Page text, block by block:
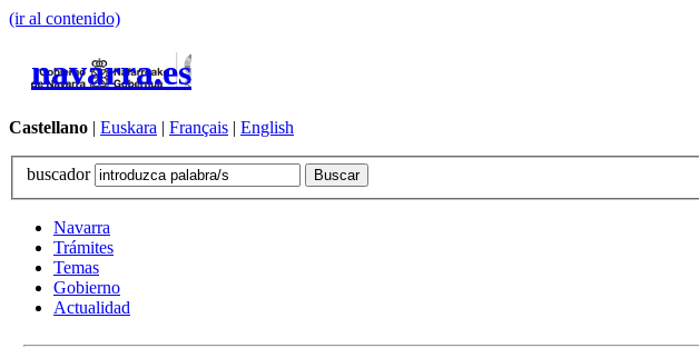
(ir al contenido)
navarra.es
Castellano | Euskara | Français | English
buscador
Navarra
Trámites
Temas
Gobierno
Actualidad